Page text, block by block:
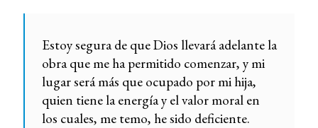
Estoy segura de que Dios llevará adelante la
obra que me ha permitido comenzar, y mi
lugar será más que ocupado por mi hija,
quien tiene la energía y el valor moral en
los cuales, me temo, he sido deficiente.